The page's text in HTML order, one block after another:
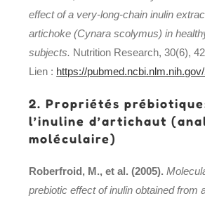
effect of a very-long-chain inulin
artichoke (Cynara scolymus) in
subjects. Nutrition Research, 30(6),
Lien : https://
2. Propriétés
l’inuline d’artichaut
moléculaire)
Roberfroid, M., et al. (2005).
prebiotic effect of inulin obtained from